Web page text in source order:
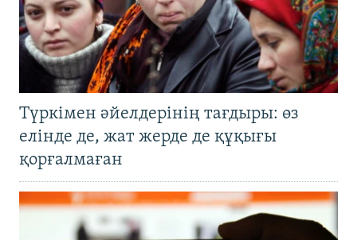
Түркімен әйелдерінің тағдыры: өз
елінде де, жат жерде де құқығы
қорғалмаған